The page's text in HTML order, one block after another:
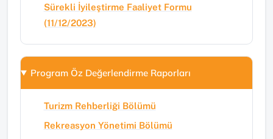
Sürekli İyileştirme Faaliyet Formu
(11/12/2023)
Program Öz Değerlendirme Raporları
Turizm Rehberliği Bölümü
Rekreasyon Yönetimi Bölümü